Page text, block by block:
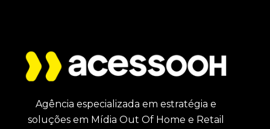
Agência especializada em estratégia e
soluções em Mídia Out Of Home e Retail